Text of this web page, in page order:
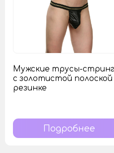
Мужские трусы-
с золотистой полоской
резинке
Подробнее